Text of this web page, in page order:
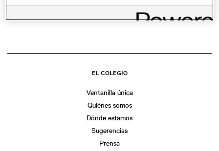
EL COLEGIO
Ventanilla única
Quiénes somos
Dónde estamos
Sugerencias
Prensa